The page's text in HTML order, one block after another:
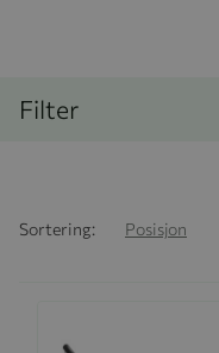
Sortering: Posisjon
Filter